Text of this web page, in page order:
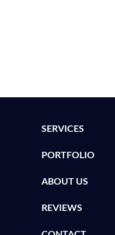
SERVICES
PORTFOLIO
ABOUT US
REVIEWS